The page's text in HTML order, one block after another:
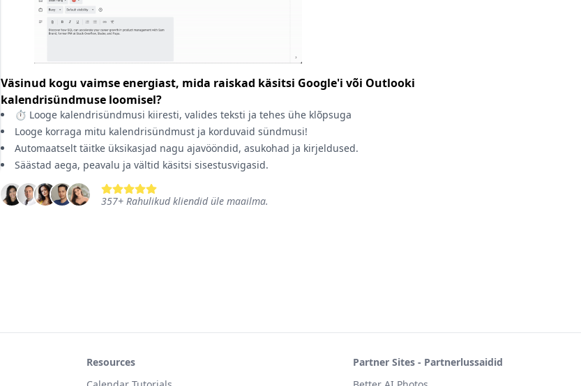
Väsinud kogu vaimse energiast, mida raiskad käsitsi Google'i või Outlooki
kalendrisündmuse loomisel?
⏱️ Looge kalendrisündmusi kiiresti, valides teksti ja tehes ühe klõpsuga
Looge korraga mitu kalendrisündmust ja korduvaid sündmusi!
Automaatselt täitke üksikasjad nagu ajavööndid, asukohad ja kirjeldused.
Säästad aega, peavalu ja vältid käsitsi sisestusvigasid.
357+ Rahulikud kliendid üle maailma.
Resources
Partner Sites - Partnerlussaidid